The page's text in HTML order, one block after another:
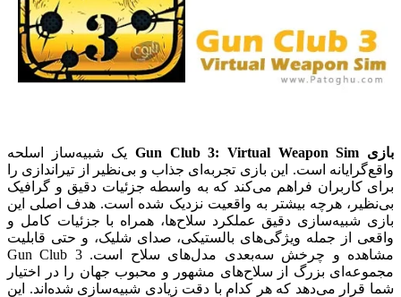
بازی Gun Club 3: Virtual Weapon Sim
یک شبیه‌ساز اسلحه
واقع‌گرایانه است. این بازی تجربه‌ای جذاب و بی‌نظیر از تیراندازی را
برای کاربران فراهم می‌کند که به واسطه جزئیات دقیق و گرافیک
بی‌نظیر، هرچه بیشتر به واقعیت نزدیک شده است. هدف اصلی این
بازی شبیه‌سازی دقیق عملکرد سلاح‌ها، همراه با جزئیات کامل و
واقعی از جمله ویژگی‌های بالستیکی، صدای شلیک، و حتی قابلیت
مشاهده و چرخش سه‌بعدی مدل‌های سلاح است.Gun Club 3
مجموعه‌ای بزرگ از سلاح‌های مشهور و محبوب جهان را در اختیار
شما قرار می‌دهد که هر کدام با دقت زیادی شبیه‌سازی شده‌اند. این